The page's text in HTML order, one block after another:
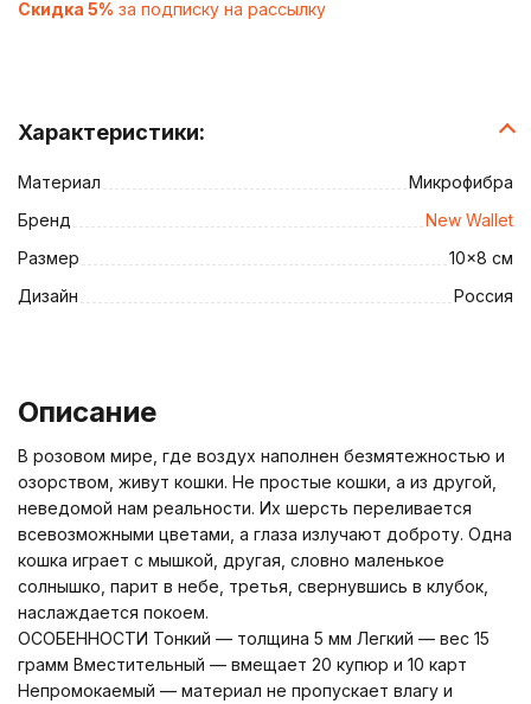
Характеристики:
Материал
Микрофибра
Бренд
New Wallet
Размер
10x8 см
Дизайн
Россия
Скидка 5% за подписку на рассылку
Описание
В розовом мире, где воздух наполнен безмятежностью и
озорством, живут кошки. Не простые кошки, а из другой,
неведомой нам реальности. Их шерсть переливается
всевозможными цветами, а глаза излучают доброту. Одна
кошка играет с мышкой, другая, словно маленькое
солнышко, парит в небе, третья, свернувшись в клубок,
наслаждается покоем.
ОСОБЕННОСТИ Тонкий — толщина 5 мм Легкий — вес 15
грамм Вместительный — вмещает 20 купюр и 10 карт
Непромокаемый — материал не пропускает влагу и